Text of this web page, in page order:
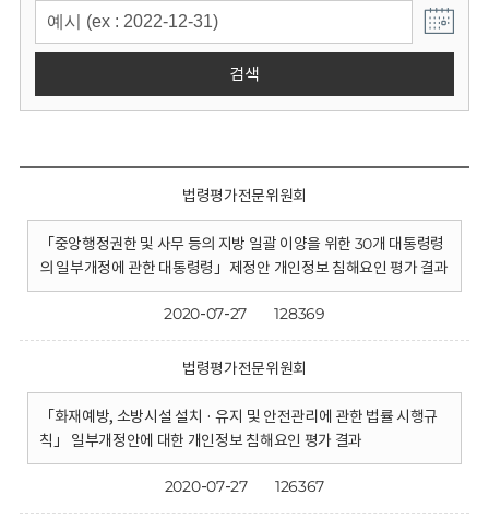
검색
법령평가전문위원회
「중앙행정권한 및 사무 등의 지방 일괄 이양을 위한 30개 대통령령
의 일부개정에 관한 대통령령」제정안 개인정보 침해요인 평가 결과
2020-07-27 128369
법령평가전문위원회
「화재예방, 소방시설 설치 · 유지 및 안전관리에 관한 법률 시행규
칙」 일부개정안에 대한 개인정보 침해요인 평가 결과
2020-07-27 126367